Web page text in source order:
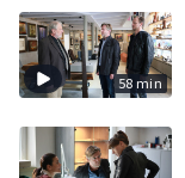
58 min